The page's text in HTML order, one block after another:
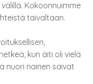
Kokoonnuimme
taivaltaan.
kun äiti oli vielä
nuori nainen saivat